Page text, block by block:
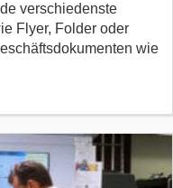
verschiedenste
Flyer, Folder oder
wie